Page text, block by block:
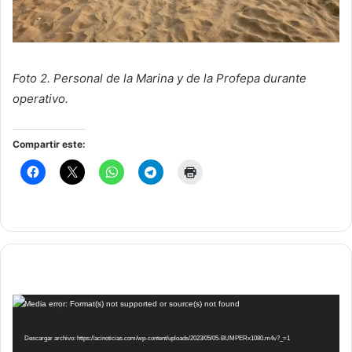
Foto 2. Personal de la Marina y de la Profepa durante
operativo.
Compartir este:
Reproductor
vídeo
Media error: Format(s) not supported or source(s) not found
Descargar archivo: https://acinoticias.com/wp-content/uploads/2023/05/05-BUMPERx1080.m4v?_=1